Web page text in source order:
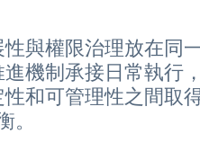
與權限治理放在同
機制承接日常執行
和可管理性之間取
。